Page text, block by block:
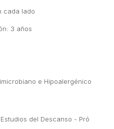
cada lado
3 años
e Hipoalergénico
del Descanso - Pró